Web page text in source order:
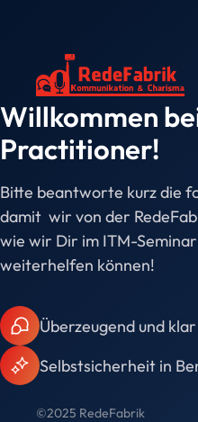
©2025 RedeFabrik
Willkommen
Practitioner!
Bitte beantworte kurz die
damit wir von der
wie wir Dir im ITM-
weiterhelfen können!
⁠Überzeugend und
Selbstsicherheit in